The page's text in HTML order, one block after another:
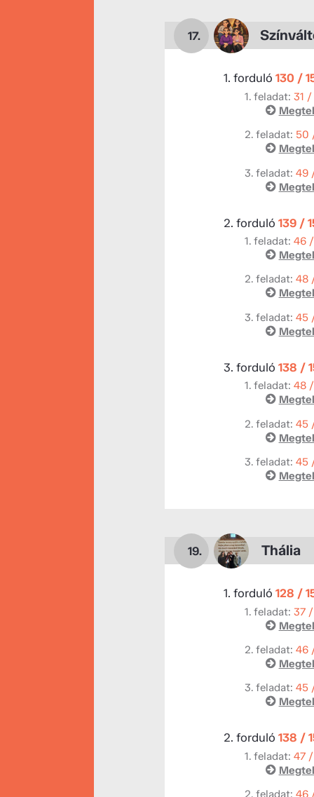
17.
1. forduló 130 /
1. feladat: 31
2. feladat: 50
3. feladat: 49
2. forduló 139 /
1. feladat: 46
2. feladat: 48
3. feladat: 45
3. forduló 138 /
1. feladat: 48
2. feladat: 45
3. feladat: 45
19. Thália
1. forduló 128 /
1. feladat: 37
2. feladat: 46
3. feladat: 45
2. forduló 138 /
1. feladat: 47
2. feladat: 46